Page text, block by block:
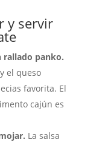
y servir
rallado panko.
el queso
favorita. El
cajún es
La salsa